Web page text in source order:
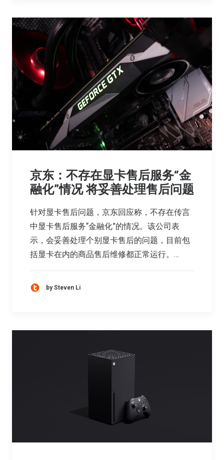
京东：不存在显卡售后服务“金
融化”情况 将妥善处理售后问题
针对显卡售后问题，京东回应称，不存在传言
中显卡售后服务“金融化”的情况。该公司表
示，会妥善处理个别显卡售后的问题，目前包
括显卡在内的商品售后维修都正常运行。…
by Steven Li